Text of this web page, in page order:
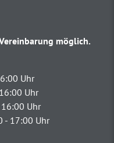
möglich.
Uhr
Uhr
Uhr
- 17:00 Uhr